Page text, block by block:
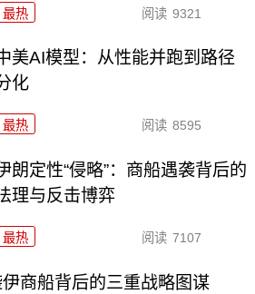
最热 阅读 9321
美AI模型：从性能并跑到路径
化
最热 阅读 8595
朗定性“侵略”：商船遇袭背后的
理与反击博弈
最热 阅读 7107
商船背后的三重战略图谋